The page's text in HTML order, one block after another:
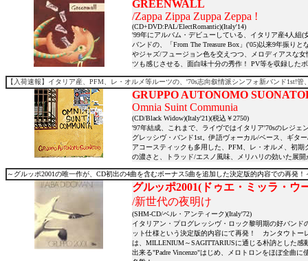
GREENWALL
/Zappa Zippa Zuppa Zeppa !
(CD+DVD:PAL/ElectRomantic)(Italy'14)
'99年にアルバム・デビューしている、イタリア産4人組(
バンドの、「From The Treasure Box」('05)以来9年振り
やジャズ/フュージョン色を交えつつ、メロディアスな
ツも感じさせる、面白味十分の秀作！ PV等を収録した
【入荷速報】イタリア産、PFM、レ・オルメ等ルーツの、'70s志向叙情派シンフォ新バンド1st!
GRUPPO AUTONOMO
Omnia Suint Communia
(CD/Black Widow)(Italy'21)(税込￥2750)
'97年結成、これまで、ライヴではイタリア'70sのレジ
グレッシヴ・バンド1st。伊語ヴォーカル/ベース、ギタ
アコースティックも多用した、PFM、レ・オルメ、初
の濃さと、トラッド/エスノ風味、メリハリの効いた展
～グルッポ2001の唯一作が、CD初出の4曲を含むボーナス5曲を追加した決定版的内容での再発！
グルッポ2001(ドゥエ・ミッラ・ウ
/新世代の夜明け
(SHM-CD/ベル・アンティーク)(Italy'72)
イタリアン・プログレッシヴ・ロック黎明期の好バン
ット仕様という決定版的内容にて再発！ カンタウトー
は、MILLENIUM～SAGITTARIUSに通じる朴訥とした
出来る"Padre Vincenzo"はじめ、メロトロンをほぼ全曲